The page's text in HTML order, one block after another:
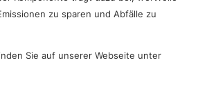
zu sparen und Abfälle zu
Sie auf unserer Webseite unter